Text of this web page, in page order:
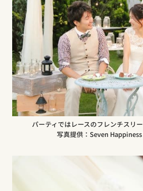
パーティではレースのフレンチスリ
写真提供：Seven